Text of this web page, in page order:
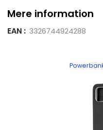
Mere information
EAN : 3326744924288